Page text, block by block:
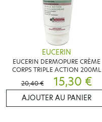
EUCERIN
EUCERIN DERMOPURE CRÈME
CORPS TRIPLE ACTION 200ML
20,40 €
15,30 €
AJOUTER AU PANIER